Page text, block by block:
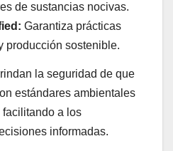
de sustancias nocivas.
Garantiza prácticas
producción sostenible.
la seguridad de que
estándares ambientales
a los
informadas.